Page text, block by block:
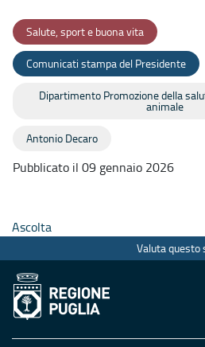
Salute, sport e buona vita
Comunicati stampa del Presidente
Dipartimento Promozione della
animale
Antonio Decaro
Pubblicato il 09 gennaio 2026
Ascolta
Valuta questo